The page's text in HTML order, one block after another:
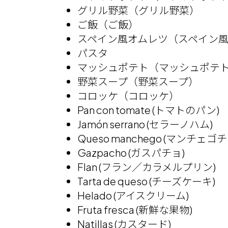
グリル野菜（グリル野菜）
ご飯（ご飯）
スペイン風オムレツ（スペイン風
パスタ
マッシュポテト（マッシュポテト
野菜スープ（野菜スープ）
コロッケ（コロッケ）
Pan con tomate (トマトのパン)
Jamón serrano (セラーノハム)
Queso manchego (マンチェゴ
Gazpacho (ガスパチョ)
Flan (フラン／カラメルプリン)
Tarta de queso (チーズケーキ)
Helado (アイスクリーム)
Fruta fresca (新鮮な果物)
Natillas (カスタード)